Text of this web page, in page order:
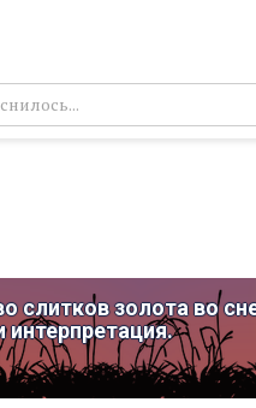
слитков золота во
интерпретация.